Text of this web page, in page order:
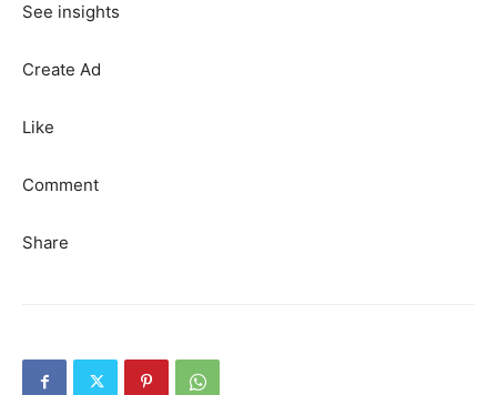
See insights
Create Ad
Like
Comment
Share